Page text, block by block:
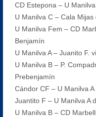
CD Estepona – U
U Manilva C – Cala Mijas
U Manilva Fem – CD
Benjamín
U Manilva A – Juanito F.
U Manilva B – P.
Prebenjamín
Cándor CF – U Manilva
Juantito F – U Manilva A
U Manilva B – CD